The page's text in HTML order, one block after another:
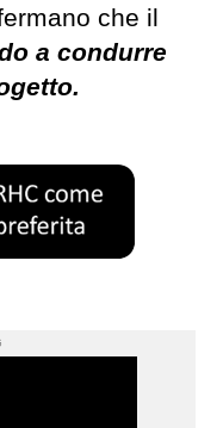
che il
a condurre